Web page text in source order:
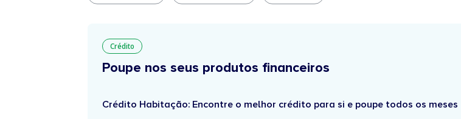
Crédito
Poupe nos seus produtos financeiros
Crédito Habitação: Encontre o melhor crédito para si e poupe todos os meses